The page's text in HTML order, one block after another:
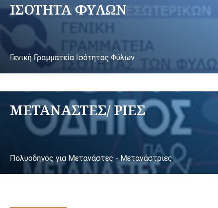
ΙΣΟΤΗΤΑ ΦΥΛΩΝ
Γενική Γραμματεία Ισότητας Φύλων
ΜΕΤΑΝΑΣΤΕΣ/ ΡΙΕΣ
Πολυοδηγός για Μετανάστες - Μετανάστριες